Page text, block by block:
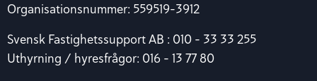
Organisationsnummer: 559519-3912
Svensk Fastighetssupport AB : 010 – 33 33 255
Uthyrning / hyresfrågor: 016 – 13 77 80